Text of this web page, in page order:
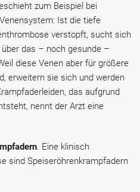
zum Beispiel bei
Ist die tiefe
verstopft, sucht sich
das – noch gesunde –
diese Venen aber für größere
erweitern sie sich und werden
das aufgrund
nennt der Arzt eine
. Eine klinisch
sind Speiseröhrenkrampfadern